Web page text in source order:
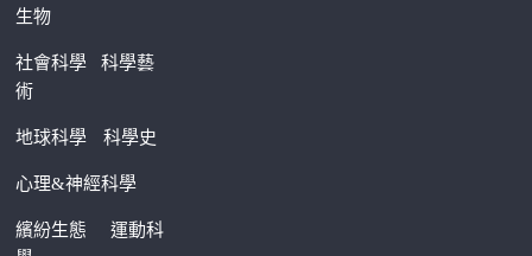
生物
社會科學科學藝
術
地球科學 科學史
心理&神經科學
繽紛生態運動科